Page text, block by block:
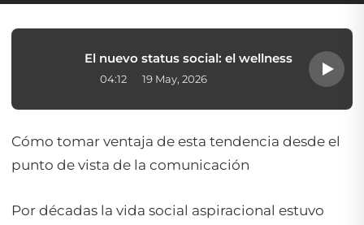
El nuevo status social: el wellness
04:12 19 May, 2026
Cómo tomar ventaja de esta tendencia desde el
punto de vista de la comunicación
Por décadas la vida social aspiracional estuvo